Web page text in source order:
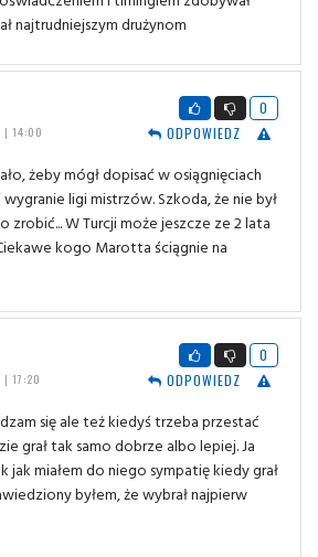
najtrudniejszym drużynom
| 14:00
0
ODPOWIEDZ
żeby mógł dopisać w osiągnięciach
ligi mistrzów. Szkoda, że nie był
zrobić... W Turcji może jeszcze ze 2 lata
kogo Marotta ściągnie na
| 17:20
0
ODPOWIEDZ
się ale też kiedyś trzeba przestać
grał tak samo dobrze albo lepiej. Ja
jak miałem do niego sympatię kiedy grał
byłem, że wybrał najpierw